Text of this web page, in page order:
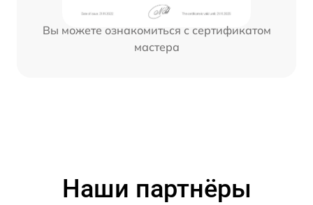
Вы можете ознакомиться с сертификатом
мастера
Наши партнёры